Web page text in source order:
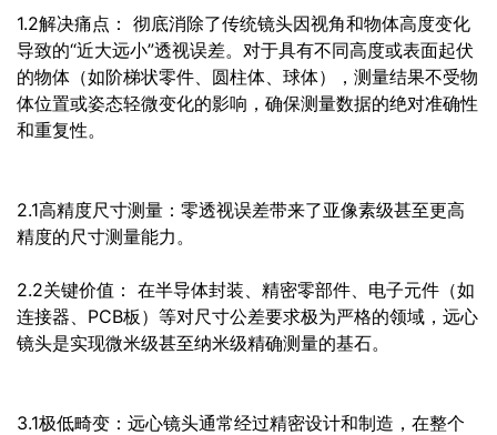
1.2解决痛点： 彻底消除了传统镜头因视角和物体高度变化
导致的“近大远小”透视误差。对于具有不同高度或表面起伏
的物体（如阶梯状零件、圆柱体、球体），测量结果不受物
体位置或姿态轻微变化的影响，确保测量数据的绝对准确性
和重复性。
2.1高精度尺寸测量：零透视误差带来了亚像素级甚至更高
精度的尺寸测量能力。
2.2关键价值： 在半导体封装、精密零部件、电子元件（如
连接器、PCB板）等对尺寸公差要求极为严格的领域，远心
镜头是实现微米级甚至纳米级精确测量的基石。
3.1极低畸变：远心镜头通常经过精密设计和制造，在整个